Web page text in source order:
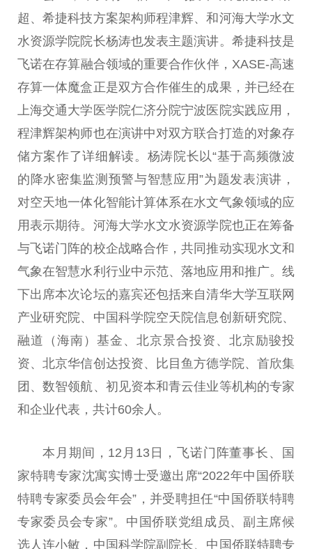
超、希捷科技方案架构师程津辉、和河海大学水文
水资源学院院长杨涛也发表主题演讲。希捷科技是
飞诺在存算融合领域的重要合作伙伴，XASE-高速
存算一体魔盒正是双方合作催生的成果，并已经在
上海交通大学医学院仁济分院宁波医院实践应用，
程津辉架构师也在演讲中对双方联合打造的对象存
储方案作了详细解读。杨涛院长以“基于高频微波
的降水密集监测预警与智慧应用”为题发表演讲，
对空天地一体化智能计算体系在水文气象领域的应
用表示期待。河海大学水文水资源学院也正在筹备
与飞诺门阵的校企战略合作，共同推动实现水文和
气象在智慧水利行业中示范、落地应用和推广。线
下出席本次论坛的嘉宾还包括来自清华大学互联网
产业研究院、中国科学院空天院信息创新研究院、
融道（海南）基金、北京景合投资、北京励骏投
资、北京华信创达投资、比目鱼方德学院、首欣集
团、数智领航、初见资本和青云佳业等机构的专家
和企业代表，共计60余人。
本月期间，12月13日，飞诺门阵董事长、国
家特聘专家沈寓实博士受邀出席“2022年中国侨联
特聘专家委员会年会”，并受聘担任“中国侨联特聘
专家委员会专家”。中国侨联党组成员、副主席候
选人连小敏，中国科学院副院长、中国侨联特聘专